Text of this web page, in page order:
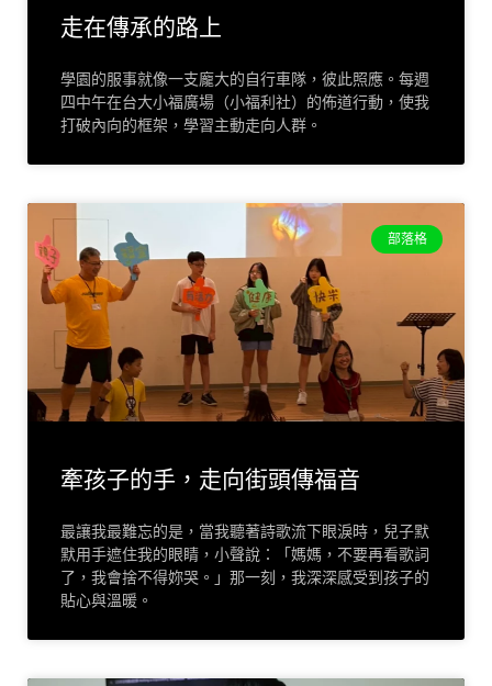
走在傳承的路上
學園的服事就像一支龐大的自行車隊，彼此照應。每週
四中午在台大小福廣場（小福利社）的佈道行動，使我
打破內向的框架，學習主動走向人群。
部落格
牽孩子的手，走向街頭傳福音
最讓我最難忘的是，當我聽著詩歌流下眼淚時，兒子默
默用手遮住我的眼睛，小聲說：「媽媽，不要再看歌詞
了，我會捨不得妳哭。」那一刻，我深深感受到孩子的
貼心與溫暖。